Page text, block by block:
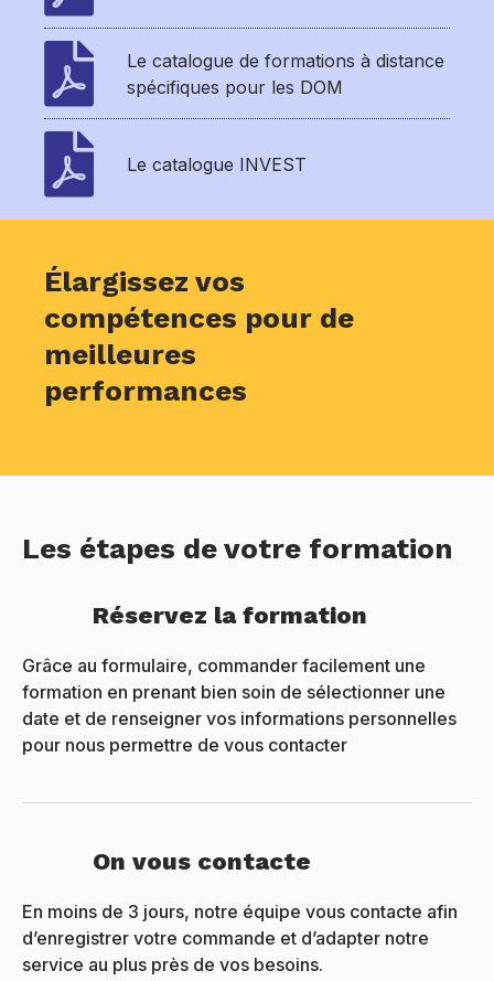
Le catalogue de formations à distance
spécifiques pour les DOM
Le catalogue INVEST
Élargissez vos
compétences pour de
meilleures
performances
Les étapes de votre formation
Réservez la formation
Grâce au formulaire, commander facilement une
formation en prenant bien soin de sélectionner une
date et de renseigner vos informations personnelles
pour nous permettre de vous contacter
On vous contacte
En moins de 3 jours, notre équipe vous contacte afin
d’enregistrer votre commande et d’adapter notre
service au plus près de vos besoins.